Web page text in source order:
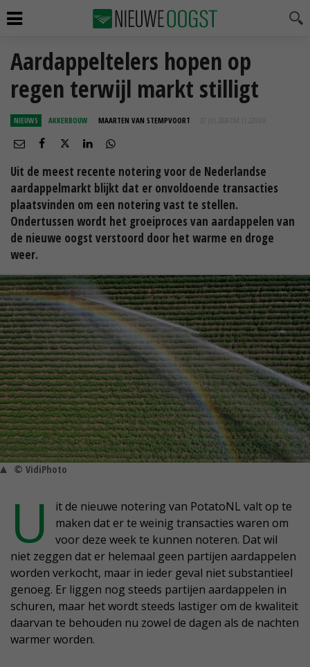
Aardappeltelers hopen op
regen terwijl markt stilligt
NIEUWS AKKERBOUW MAARTEN VAN STEMPVOORT 07 JUL 2026 OM 11:22
Uit de meest recente notering voor de Nederlandse
aardappelmarkt blijkt dat er onvoldoende transacties
plaatsvinden om een notering vast te stellen.
Ondertussen wordt het groeiproces van aardappelen van
de nieuwe oogst verstoord door het warme en droge
weer.
© VidiPhoto
U
it de nieuwe notering van PotatoNL valt op te
maken dat er te weinig transacties waren om
voor deze week te kunnen noteren. Dat wil
niet zeggen dat er helemaal geen partijen aardappelen
worden verkocht, maar in ieder geval niet substantieel
genoeg. Er liggen nog steeds partijen aardappelen in
schuren, maar het wordt steeds lastiger om de kwaliteit
daarvan te behouden nu zowel de dagen als de nachten
warmer worden.